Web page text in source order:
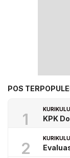
POS
1 KPK
2